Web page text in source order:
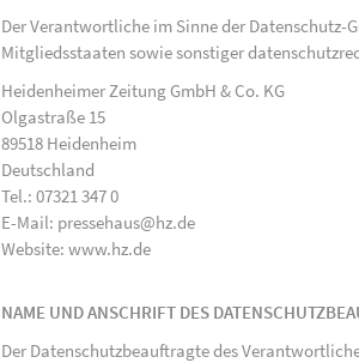
Der Verantwortliche im Sinne der
Mitgliedsstaaten sowie sonstiger
Heidenheimer Zeitung GmbH & Co. KG
Olgastraße 15
89518 Heidenheim
Deutschland
Tel.: 07321 347 0
E-Mail: pressehaus@hz.de
Website: www.hz.de
NAME UND ANSCHRIFT DES
Der Datenschutzbeauftragte des